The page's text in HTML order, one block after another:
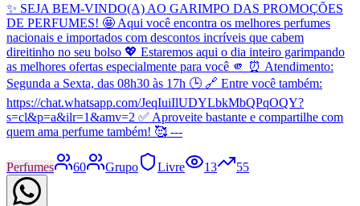
✨ SEJA BEM-VINDO(A) AO GARIMPO DAS PROMOÇÕES
DE PERFUMES! 🤩 Aqui você encontra os melhores perfumes
nacionais e importados com descontos incríveis que cabem
direitinho no seu bolso 💖 Estaremos aqui o dia inteiro garimpando
as melhores ofertas especialmente para você 🫵 ⏰ Atendimento:
Segunda a Sexta, das 08h30 às 17h 🕒 🔗 Entre você também:
https://chat.whatsapp.com/JeqIuiIlUDYLbkMbQPqOQY?
s=cl&p=a&ilr=1&amv=2 ✅ Aproveite bastante e compartilhe com
quem ama perfume também! 🥰 ---
Perfumes 60 Grupo Livre 13 55